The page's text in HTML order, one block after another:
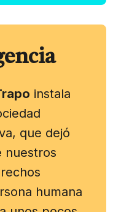
instala
que dejó
nuestros
humana